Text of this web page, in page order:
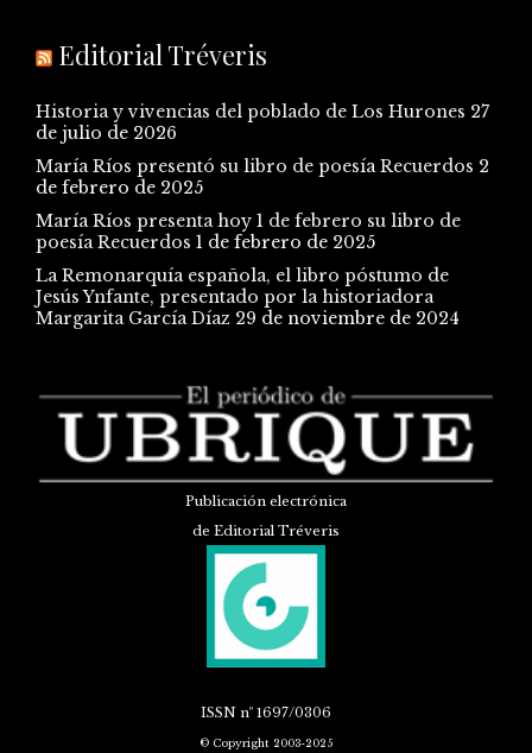
Editorial Tréveris
Historia y vivencias del poblado de Los Hurones 27
de julio de 2026
María Ríos presentó su libro de poesía Recuerdos 2
de febrero de 2025
María Ríos presenta hoy 1 de febrero su libro de
poesía Recuerdos 1 de febrero de 2025
La Remonarquía española, el libro póstumo de
Jesús Ynfante, presentado por la historiadora
Margarita García Díaz 29 de noviembre de 2024
Publicación electrónica
de Editorial Tréveris
ISSN nº 1697/0306
© Copyright 2003-2025